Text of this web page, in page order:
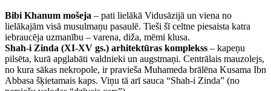
Bibi Khanum mošeja – pati lielākā Vidusāzijā un viena no
lielākajām visā musulmaņu pasaulē. Tieši šī celtne piesaista katra
iebraucēja uzmanību – varena, diža, mēmi klusa.
Shah-i Zinda (XI-XV gs.) arhitektūras komplekss – kapeņu
pilsēta, kurā apglabāti valdnieki un augstmaņi. Centrālais mauzolejs,
no kura sākas nekropole, ir pravieša Muhameda brālēna Kusama Ibn
Abbasa šķietamais kaps. Viņu tā arī sauca “Shah-i Zinda” (no